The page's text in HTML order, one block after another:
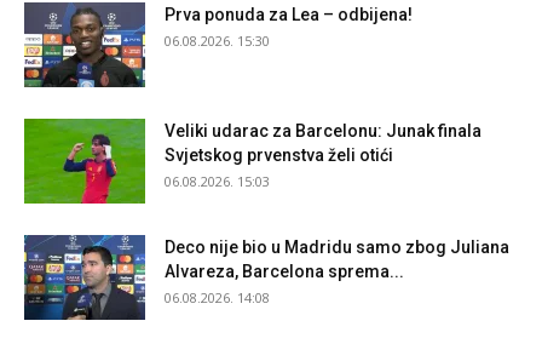
Prva ponuda za Lea – odbijena!
06.08.2026. 15:30
Veliki udarac za Barcelonu: Junak finala
Svjetskog prvenstva želi otići
06.08.2026. 15:03
Deco nije bio u Madridu samo zbog Juliana
Alvareza, Barcelona sprema...
06.08.2026. 14:08